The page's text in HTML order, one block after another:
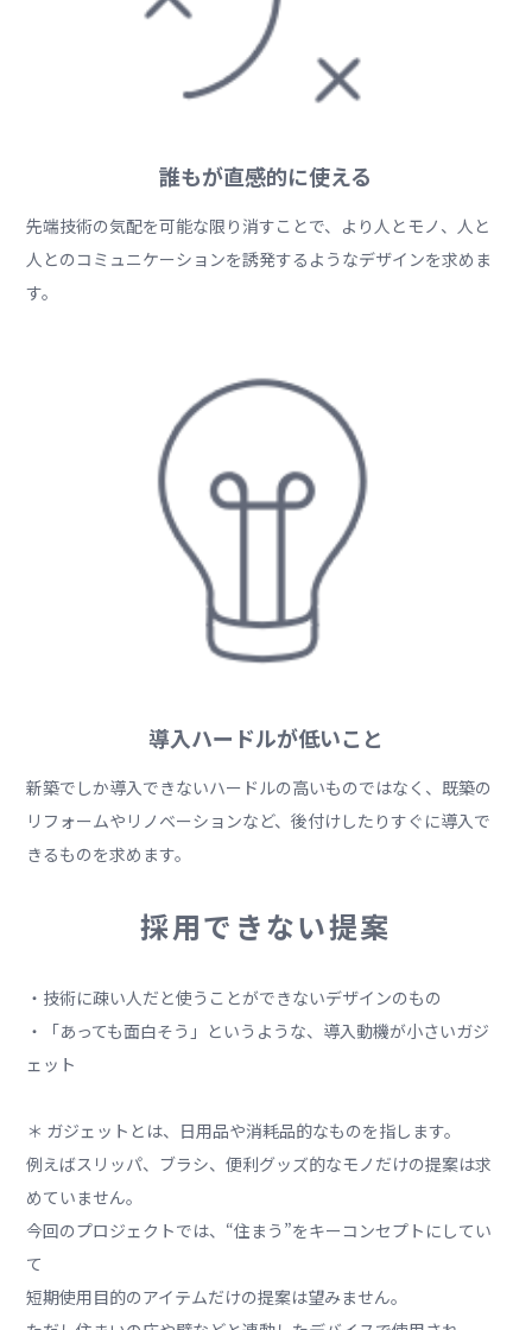
誰もが直感的に使える
先端技術の気配を可能な限り消すことで、より人とモノ、人と
人とのコミュニケーションを誘発するようなデザインを求めま
す。
導入ハードルが低いこと
新築でしか導入できないハードルの高いものではなく、既築の
リフォームやリノベーションなど、後付けしたりすぐに導入で
きるものを求めます。
採用できない提案
・技術に疎い人だと使うことができないデザインのもの
・「あっても面白そう」というような、導入動機が小さいガジ
ェット
＊ ガジェットとは、日用品や消耗品的なものを指します。
例えばスリッパ、ブラシ、便利グッズ的なモノだけの提案は求
めていません。
今回のプロジェクトでは、“住まう”をキーコンセプトにしてい
て
短期使用目的のアイテムだけの提案は望みません。